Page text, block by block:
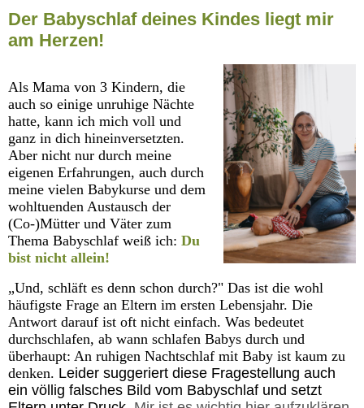
Der Babyschlaf deines Kindes liegt mir
am Herzen!
Als Mama von 3 Kindern, die
auch so einige unruhige Nächte
hatte, kann ich mich voll und
ganz in dich hineinversetzten.
Aber nicht nur durch meine
eigenen Erfahrungen, auch durch
meine vielen Babykurse und dem
wohltuenden Austausch der
(Co-)Mütter und Väter zum
Thema Babyschlaf weiß ich: Du
bist nicht allein!
„Und, schläft es denn schon durch?" Das ist die wohl
häufigste Frage an Eltern im ersten Lebensjahr. Die
Antwort darauf ist oft nicht einfach. Was bedeutet
durchschlafen, ab wann schlafen Babys durch und
überhaupt: An ruhigen Nachtschlaf mit Baby ist kaum zu
denken. Leider suggeriert diese Fragestellung auch
ein völlig falsches Bild vom Babyschlaf und setzt